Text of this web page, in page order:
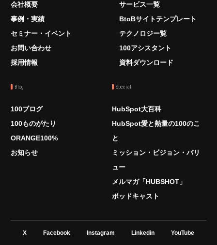
会社概要
事例・実績
セミナー・イベント
お問い合わせ
採用情報
サービス一覧
BtoBサイトテンプレート
テクノロジー覧
100アシスタント
資料ダウンロード
Blog
100ブログ
100ものがたり
ORANGE100%
お知らせ
Special
HubSpot大百科
HubSpot愛と熱量の100のこ
と
ミッション・ビジョン・バリ
ュー
メルマガ「HUBSHOT」
ポッドキャスト
X Facebook Instagram Linkedin YouTube